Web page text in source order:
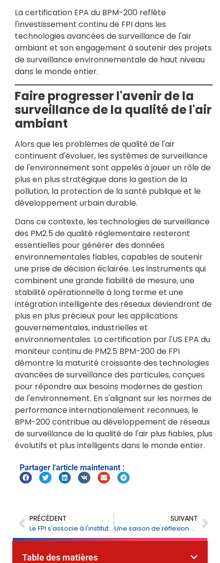
La certification EPA du BPM-200 reflète
l'investissement continu de FPI dans les
technologies avancées de surveillance de l'air
ambiant et son engagement à soutenir des projets
de surveillance environnementale de haut niveau
dans le monde entier.
Faire progresser l'avenir de la
surveillance de la qualité de l'air
ambiant
Alors que les problèmes de qualité de l'air
continuent d'évoluer, les systèmes de surveillance
de l'environnement sont appelés à jouer un rôle de
plus en plus stratégique dans la gestion de la
pollution, la protection de la santé publique et le
développement urbain durable.
Dans ce contexte, les technologies de surveillance
des PM2.5 de qualité réglementaire resteront
essentielles pour générer des données
environnementales fiables, capables de soutenir
une prise de décision éclairée. Les instruments qui
combinent une grande fiabilité de mesure, une
stabilité opérationnelle à long terme et une
intégration intelligente des réseaux deviendront de
plus en plus précieux pour les applications
gouvernementales, industrielles et
environnementales. La certification par l'US EPA du
moniteur continu de PM2.5 BPM-200 de FPI
démontre la maturité croissante des technologies
avancées de surveillance des particules, conçues
pour répondre aux besoins modernes de gestion
de l'environnement. En s'alignant sur les normes de
performance internationalement reconnues, le
BPM-200 contribue au développement de réseaux
de surveillance de la qualité de l'air plus fiables, plus
évolutifs et plus intelligents dans le monde entier.
Partager l'article maintenant :
PRÉCÉDENT
Le FPI s'associe à l'institut national de recherche sur l'alimentation animale pour faire progresser l'analyse des aliments pour animaux
SUIVANT
Une saison de réflexion et de gratitude - Eid Al-Adha Mubarak de la FPI
Table des matières